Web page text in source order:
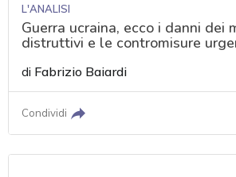
L'ANALISI
Guerra ucraina, ecco i danni dei
distruttivi e le contromisure
di Fabrizio Baiardi
Condividi